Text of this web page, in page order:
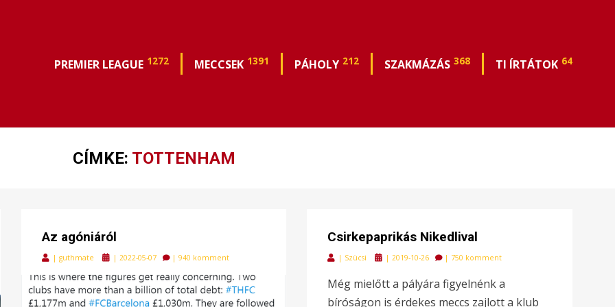
PREMIER LEAGUE 1272 MECCSEK 1391 PÁHOLY 212 SZAKMÁZÁS 368 TI ÍRTÁTOK 64
CÍMKE: TOTTENHAM
Az agóniáról
| guthmate
Posted
| 2022-05-07 | 940 komment
Csirkepaprikás Nikedlival
| Szücsi
Posted
|2019-10-26 | 750 komment
Még mielőtt a pályára figyelnénk a
bíróságon is érdekes meccs zajlott a klub